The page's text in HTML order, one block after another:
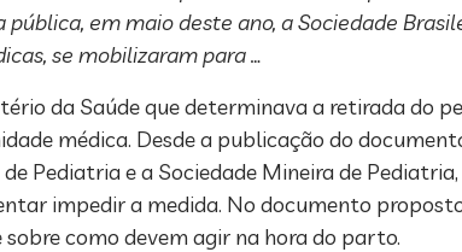
em maio deste ano, a Sociedade
se mobilizaram para …
da Saúde que determinava a retirada do
médica. Desde a publicação do
Pediatria e a Sociedade Mineira de
impedir a medida. No documento
como devem agir na hora do parto.